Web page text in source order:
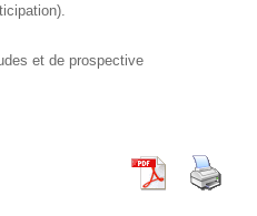
et de prospective